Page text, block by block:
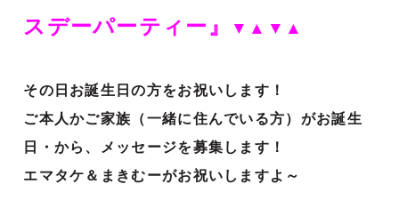
スデーパーティー』
▼▲▼▲
その日お誕生日の方をお祝いします！
ご本人かご家族（一緒に住んでいる方）がお誕生
日・から、メッセージを募集します！
エマタケ＆まきむーがお祝いしますよ～